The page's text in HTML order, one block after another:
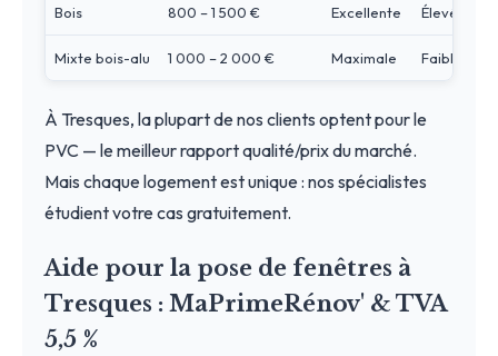
Bois 800 – 1 500 € Excellente Élevé
Mixte bois-alu 1 000 – 2 000 € Maximale Faible
À Tresques, la plupart de nos clients optent pour le
PVC — le meilleur rapport qualité/prix du marché.
Mais chaque logement est unique : nos spécialistes
étudient votre cas gratuitement.
Aide pour la pose de fenêtres à
Tresques : MaPrimeRénov' & TVA
5,5 %